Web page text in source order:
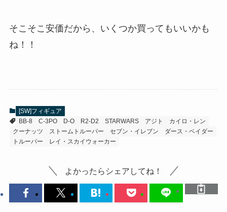
そこそこ安価だから、いくつか買ってもいいかも
ね！！
[SW]フィギュア
BB-8
C-3PO D-O R2-D2 STARWARS アジト
カイロ・レン
クーナッツ
ストームトルーパー セブン・イレブン
ダース・ベイダー
トルーパー
レイ・スカイウォーカー
よかったらシェアしてね！